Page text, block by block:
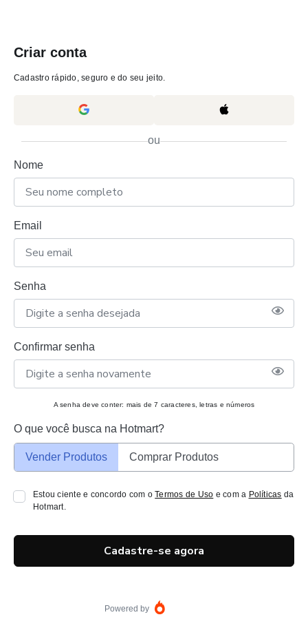
Criar conta
Cadastro rápido, seguro e do seu jeito.
ou
Nome
Email
Senha
Confirmar senha
A senha deve conter: mais de 7 caracteres, letras e números
O que você busca na Hotmart?
Vender Produtos Comprar Produtos
Estou ciente e concordo com oTermos de Uso e com a Políticas da
Hotmart.
Cadastre-se agora
Powered by